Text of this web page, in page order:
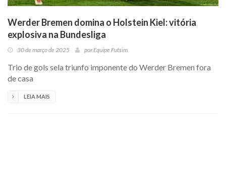
Werder Bremen domina o Holstein Kiel: vitória
explosiva na Bundesliga
30 de março de 2025 porEquipe Futsim
Trio de gols sela triunfo imponente do Werder Bremen fora
de casa
LEIA MAIS